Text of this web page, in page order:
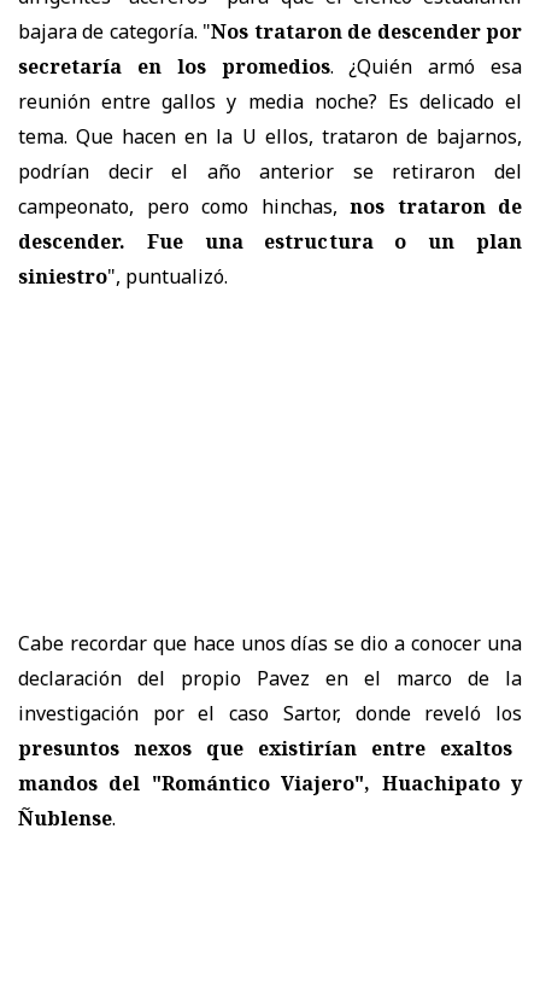
bajara de categoría. "Nos trataron de descender por
secretaría en los promedios. ¿Quién armó esa
reunión entre gallos y media noche? Es delicado el
tema. Que hacen en la U ellos, trataron de bajarnos,
podrían decir el año anterior se retiraron del
campeonato, pero como hinchas, nos trataron de
descender. Fue una estructura o un plan
siniestro", puntualizó.
Cabe recordar que hace unos días se dio a conocer una
declaración del propio Pavez en el marco de la
investigación por el caso Sartor, donde reveló los
presuntos nexos que existirían entre exaltos
mandos del "Romántico Viajero", Huachipato y
Ñublense.